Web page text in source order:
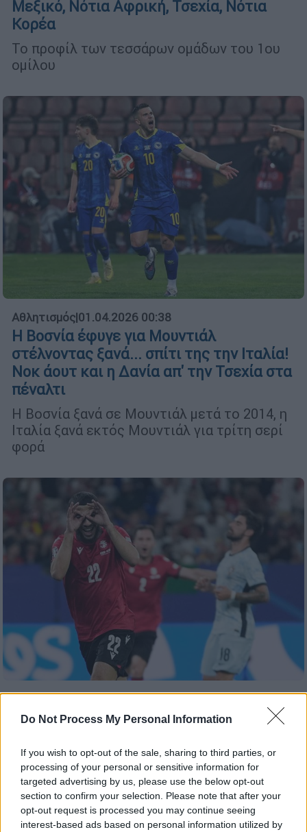
Do Not Process My Personal Information
If you wish to opt-out of the sale, sharing to third parties, or
processing of your personal or sensitive information for
targeted advertising by us, please use the below opt-out
section to confirm your selection. Please note that after your
opt-out request is processed you may continue seeing
interest-based ads based on personal information utilized by
Μεξικό, Νότια Αφρική, Τσεχία, Νότια
Κορέα
Το προφίλ των τεσσάρων ομάδων του 1ου
ομίλου
Αθλητισμός|01.04.2026 00:38
Η Βοσνία έφυγε για Μουντιάλ
στέλνοντας ξανά... σπίτι της την Ιταλία!
Νοκ άουτ και η Δανία απ' την Τσεχία στα
πέναλτι
Η Βοσνία ξανά σε Μουντιάλ μετά το 2014, η
Ιταλία ξανά εκτός Μουντιάλ για τρίτη σερί
φορά
Αθλητισμός|27.06.2024 00:00
Euro 2024: Πρόκριση - έπος της
Πέρασε και η Τουρκία που άντεξε στην
πίεση της Τσεχίας
Ιστορική πρόκριση στους 16 για τη Γεωργία
στην παρθενική παρουσία της σε Euro